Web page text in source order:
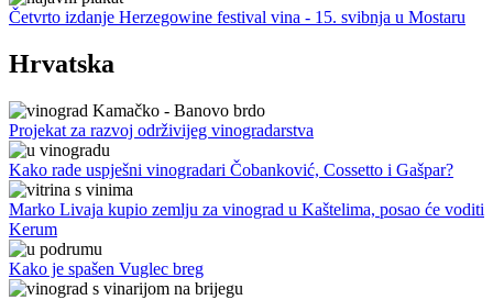
Četvrto izdanje Herzegowine festival vina - 15. svibnja u Mostaru
Hrvatska
Projekat za razvoj održivijeg vinogradarstva
Kako rade uspješni vinogradari Čobanković, Cossetto i Gašpar?
Marko Livaja kupio zemlju za vinograd u Kaštelima, posao će voditi
Kerum
Kako je spašen Vuglec breg